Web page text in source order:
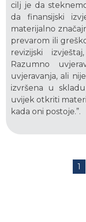
cilj je da
da finansijski
materijalno
prevarom ili
revizijski
Razumno
uvjeravanja, ali
izvršena u
uvijek otkriti
kada oni postoje.”.
1